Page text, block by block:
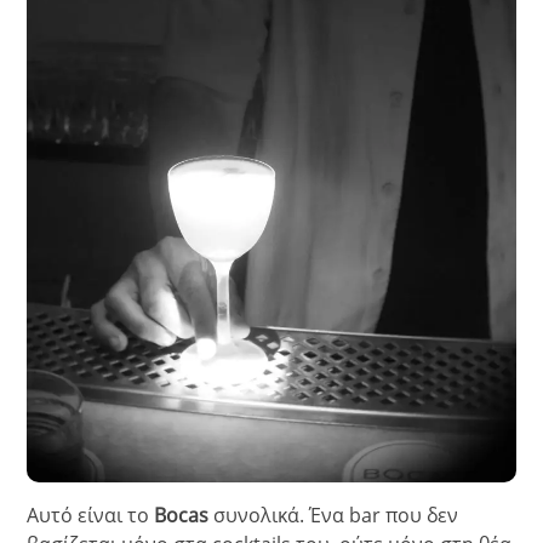
Αυτό είναι το Bocas συνολικά. Ένα bar που δεν